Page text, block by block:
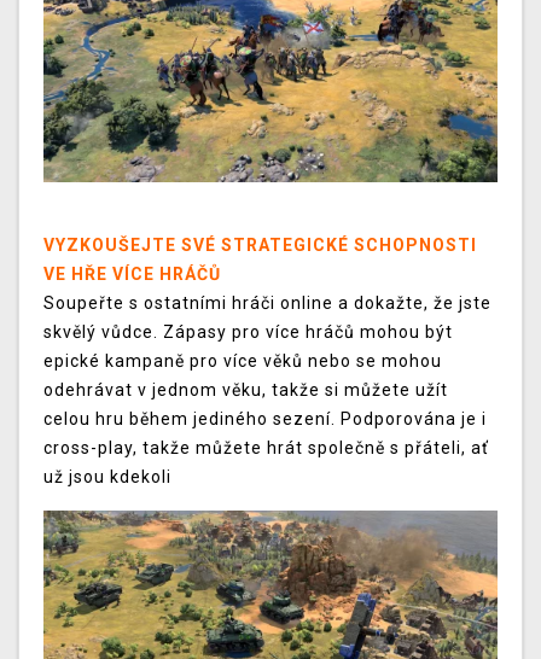
VYZKOUŠEJTE SVÉ STRATEGICKÉ SCHOPNOSTI
VE HŘE VÍCE HRÁČŮ
Soupeřte s ostatními hráči online a dokažte, že jste
skvělý vůdce. Zápasy pro více hráčů mohou být
epické kampaně pro více věků nebo se mohou
odehrávat v jednom věku, takže si můžete užít
celou hru během jediného sezení. Podporována je i
cross-play, takže můžete hrát společně s přáteli, ať
už jsou kdekoli